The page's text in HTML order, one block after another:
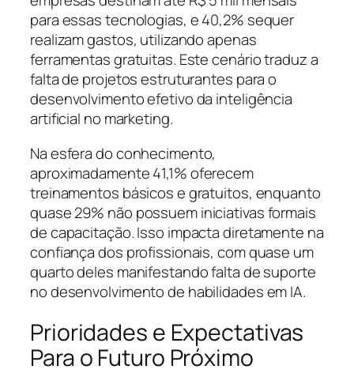
para essas tecnologias, e 40,2% sequer
realizam gastos, utilizando apenas
ferramentas gratuitas. Este cenário traduz a
falta de projetos estruturantes para o
desenvolvimento efetivo da inteligência
artificial no marketing.
Na esfera do conhecimento,
aproximadamente 41,1% oferecem
treinamentos básicos e gratuitos, enquanto
quase 29% não possuem iniciativas formais
de capacitação. Isso impacta diretamente na
confiança dos profissionais, com quase um
quarto deles manifestando falta de suporte
no desenvolvimento de habilidades em IA.
Prioridades e Expectativas
Para o Futuro Próximo